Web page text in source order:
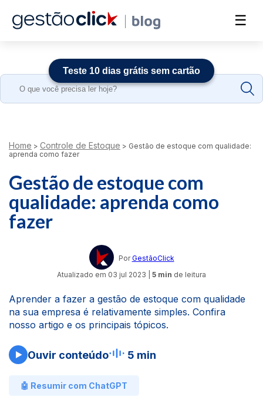
☰
Search
Home > Controle de Estoque > Gestão de estoque com qualidade:
aprenda como fazer
Gestão de estoque com
qualidade: aprenda como
fazer
Por GestãoClick
Atualizado em 03 jul 2023 5 min de leitura
Aprender a fazer a gestão de estoque com qualidade
na sua empresa é relativamente simples. Confira
nosso artigo e os principais tópicos.
Ouvir conteúdo 5 min
🤖 Resumir com ChatGPT
Teste 10 dias grátis sem cartão